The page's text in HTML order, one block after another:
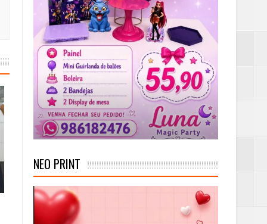
NEO PRINT